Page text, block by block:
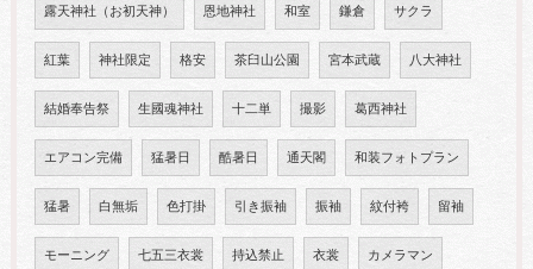
露天神社（お初天神） 恩地神社 和室 鎌倉 サクラ
紅葉 神社限定 格安 茶臼山公園 宮本武蔵 八大神社
結婚奉告祭 生國魂神社 十二単 撮影 葛西神社
エアコン完備 猛暑日 酷暑日 通天閣 和装フォトプラン
猛暑 白無垢 色打掛 引き振袖 振袖 紋付袴 留袖
モーニング 七五三衣裳 持込禁止 衣裳 カメラマン